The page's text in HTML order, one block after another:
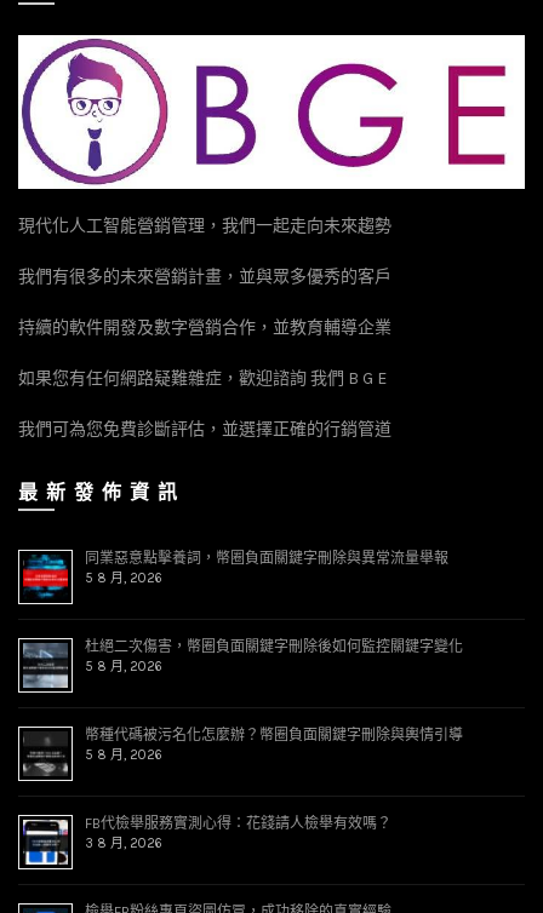
科技媒體與人權組織的密切關注。 風暴的核心，指向了Instagram
母公司Meta旗下，那套複雜、龐大且高度自動化，卻在此時嚴重失
靈的「內容審查系統」。 二、技術深淵：自動化審查系統如何失
足？ 要理解這場災難，必須先窺探現代社交平台內容審查的「技術
深淵」。面對每日數十億計的上傳內容，純人工審核是天方夜譚。
因此，Meta投入巨資建構了以人工智慧（AI）與機器學習（ML）為
現代化人工智能營銷管理，我們一起走向未來趨勢
我們有很多的未來營銷計畫，並與眾多優秀的客戶
持續的軟件開發及數字營銷合作，並教育輔導企業
如果您有任何網路疑難雜症，歡迎諮詢 我們 B G E
我們可為您免費診斷評估，並選擇正確的行銷管道
最 新 發 佈 資 訊
同業惡意點擊養詞，幣圈負面關鍵字刪除與異常流量舉報
5 8 月, 2026
杜絕二次傷害，幣圈負面關鍵字刪除後如何監控關鍵字變化
5 8 月, 2026
幣種代碼被污名化怎麼辦？幣圈負面關鍵字刪除與輿情引導
5 8 月, 2026
FB代檢舉服務實測心得：花錢請人檢舉有效嗎？
3 8 月, 2026